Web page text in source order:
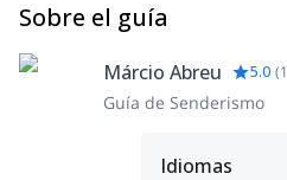
Sobre el guía
Márcio Abreu 5.0 (1
Guía de Senderismo
Idiomas